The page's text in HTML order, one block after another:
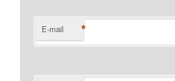
E-mail *